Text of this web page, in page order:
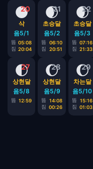
20
🌑
삭
음5/1
뜸 05:08
짐 20:04
21
🌒
초승달
음5/2
뜸
06:10
짐
20:51
22
🌒
초승달
음5/3
뜸 07:16
짐 21:33
27
🌓
상현달
음5/8
뜸 12:59
28
🌔
상현달
음5/9
뜸
14:08
짐 00:26
29
🌔
차는달
음5/10
뜸
15:16
짐 01:03